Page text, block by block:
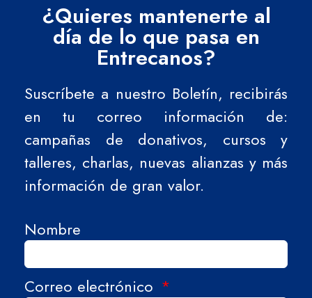
¿Quieres mantenerte al
día de lo que pasa en
Entrecanos?
Suscríbete a nuestro Boletín, recibirás
en tu correo información de:
campañas de donativos, cursos y
talleres, charlas, nuevas alianzas y más
información de gran valor.
Nombre
Correo electrónico